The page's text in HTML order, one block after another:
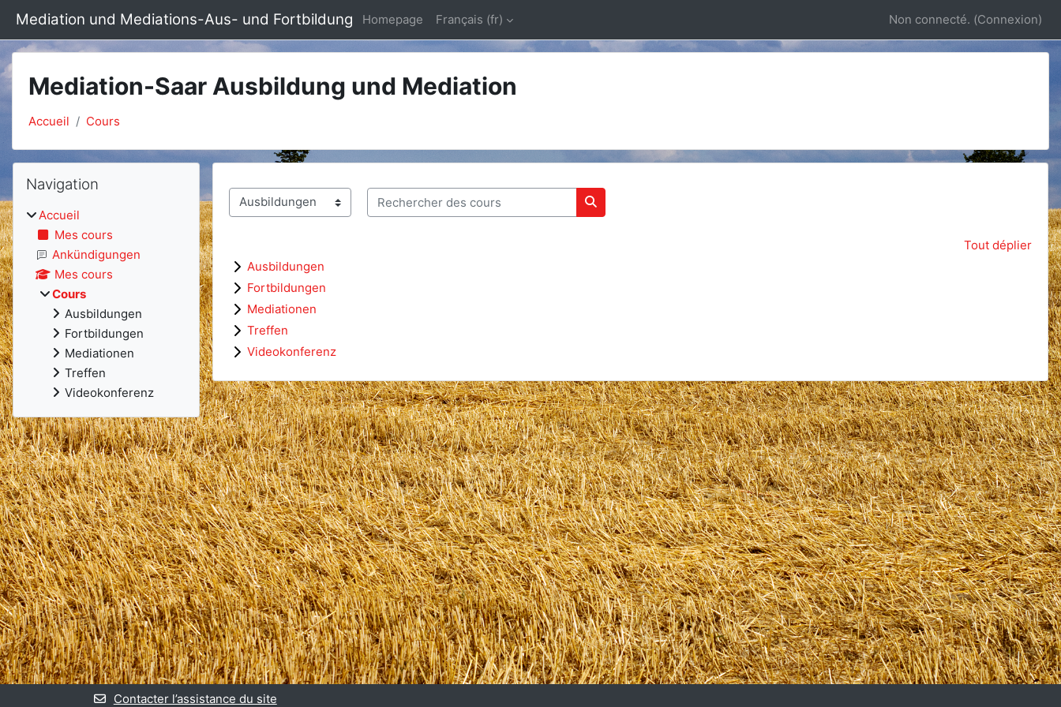
Mediation und Mediations-Aus- und Fortbildung Homepage Français ‎(fr)‎ Non connecté. (Connexion)
Mediation-Saar Ausbildung und Mediation
Accueil Cours
Catégories de cours
Rechercher des cours
Rechercher des cours
Tout déplier
Ausbildungen
Fortbildungen
Mediationen
Treffen
Videokonferenz
Blocs
Passer Navigation
Navigation
Accueil
Mes cours
Ankündigungen
Mes cours
Cours
Ausbildungen
Fortbildungen
Mediationen
Treffen
Videokonferenz
Contacter l’assistance du site